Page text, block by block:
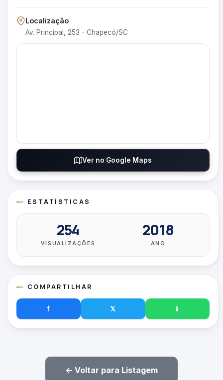
Localização
Av. Principal, 253 - Chapecó/SC
Ver no Google Maps
ESTATÍSTICAS
254
VISUALIZAÇÕES
2018
ANO
COMPARTILHAR
f 𝕏 📱
← Voltar para Listagem